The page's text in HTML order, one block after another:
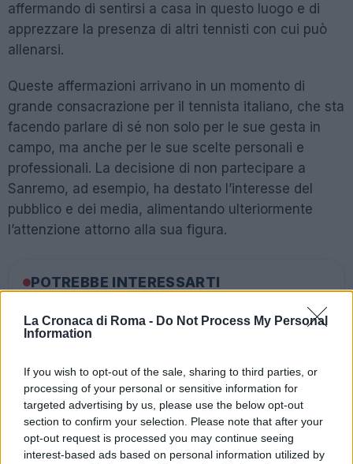
La Cronaca di Roma - Do Not Process My Personal
Information
If you wish to opt-out of the sale, sharing to third parties, or
processing of your personal or sensitive information for
targeted advertising by us, please use the below opt-out
section to confirm your selection. Please note that after your
opt-out request is processed you may continue seeing
interest-based ads based on personal information utilized by
affermando di sentirsi a casa in questo luogo e di
apprezzare la presenza di altri tennisti con cui può
allenarsi.
Queste affermazioni arrivano in un momento di
grande consacrazione per il tennista italiano, che sta
facendo parlare di sé non solo per le sue gesta in
campo, ma anche per le sue scelte personali e
professionali. La decisione di non partecipare a
Sanremo, ad esempio, ha destato l’interesse del
pubblico e dei media, alimentando ulteriormente
l’attenzione attorno alla sua figura.
POTREBBE INTERESSARTI
Sinner: dopo le Atp Finals, occhi
3 anni fa
Atp Finals 2023, la finale Sinner-
Djokovic cambia canale: ecco
dove seguirla in tv
3 anni fa